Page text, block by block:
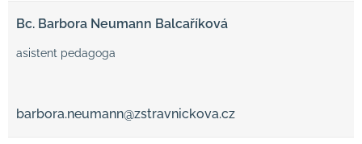
Bc. Barbora Neumann Balcaříková
asistent pedagoga
barbora.neumann@zstravnickova.cz